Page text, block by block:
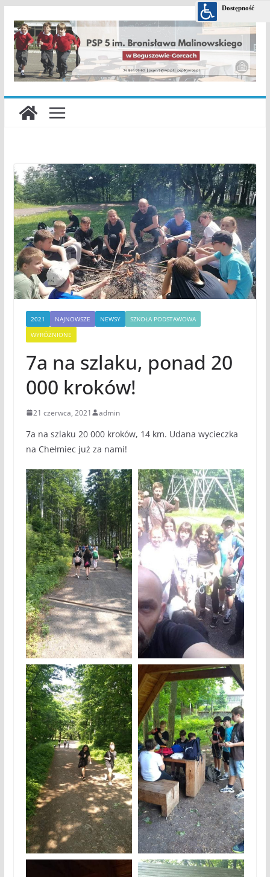
treści
2021 NAJNOWSZE NEWSY
SZKOŁA PODSTAWOWA
WYRÓŻNIONE
7a na szlaku, ponad 20
000 kroków!
21 czerwca, 2021 admin
7a na szlaku 20 000 kroków, 14 km. Udana wycieczka
na Chełmiec już za nami!